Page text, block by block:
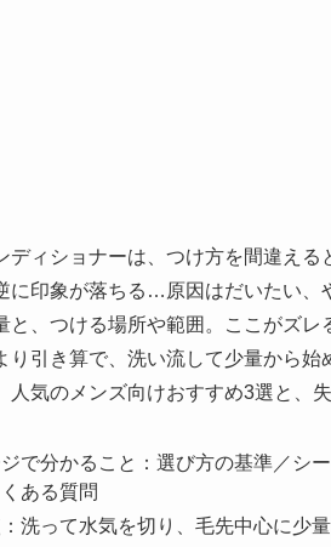
ディショナーは、つけ方を間違え
に印象が落ちる…原因はだいたい、
と、つける場所や範囲。ここがズ
り引き算で、洗い流して少量から
人気のメンズ向けおすすめ3選と、
で分かること：選び方の基準／シ
ある質問
洗って水気を切り、毛先中心に少